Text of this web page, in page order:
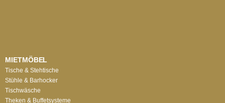
MIETMÖBEL
Tische & Stehtische
Stühle & Barhocker
Tischwäsche
Theken & Buffetsysteme